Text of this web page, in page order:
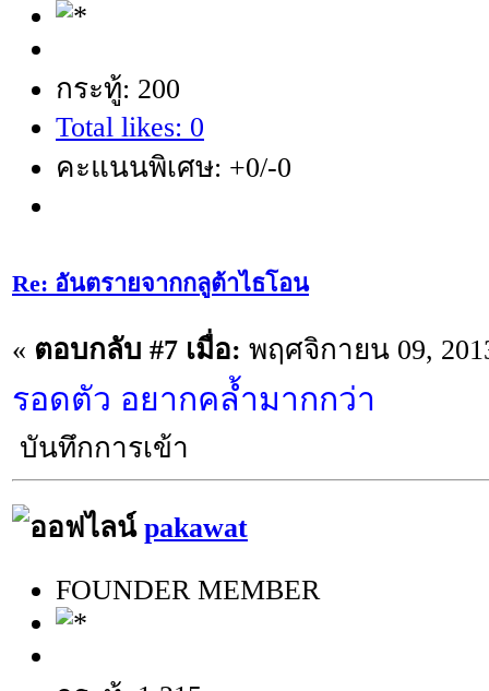
กระทู้: 200
Total likes: 0
คะแนนพิเศษ: +0/-0
Re: อันตรายจากกลูต้าไธโอน
« ตอบกลับ #7 เมื่อ: พฤศจิกายน 09,
รอดตัว อยากคล้ำมากกว่า
บันทึกการเข้า
pakawat
FOUNDER MEMBER